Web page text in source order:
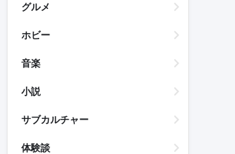
グルメ
ホビー
音楽
小説
サブカルチャー
体験談